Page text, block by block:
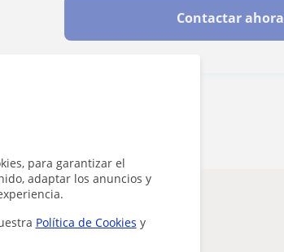
para garantizar el
adaptar los anuncios y
Política de Cookies y
Contactar ahora
interesarte